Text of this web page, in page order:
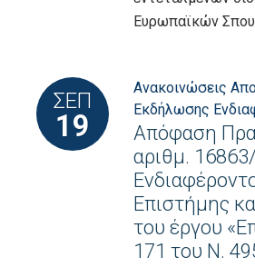
Ευρωπαϊκών
ΣΕΠ
19
Ανακοινώσεις
Εκδήλωσης
Απόφαση
αριθμ.
Επιστήμης
του έργου
171 του Ν.